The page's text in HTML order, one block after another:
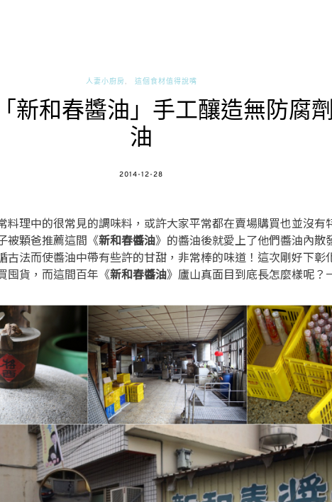
人妻小廚房 這個食材值得說嘴
新和春醬油」手工釀造無防腐
油
POSTED
2014-12-28
料理中的很常見的調味料，或許大家平常都在賣場購買也並沒有
被顆爸推薦這間《新和春醬油》的醬油後就愛上了他們醬油內散
古法而使醬油中帶有些許的甘甜，非常棒的味道！這次剛好下彰
囤貨，而這間百年《新和春醬油》廬山真面目到底長怎麼樣呢？